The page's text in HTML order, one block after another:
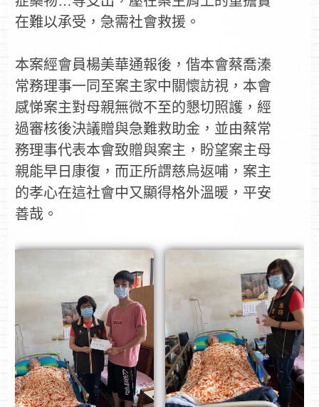
在難以承受，急需社會救援。
本案經會員楊美華通報後，偕本會蔡喬溱
常務理事一同至案主家中關懷訪視，本會
感悌案主對母親無微不至的懇切照護，經
過審核後決議贈與急難救助金，並由蔡常
務理事代表本會致贈與案主，盼望案主母
親能早日康復，而正所謂慈烏返哺，案主
的孝心在這社會中又顯得格外溫暖，平安
善哉。